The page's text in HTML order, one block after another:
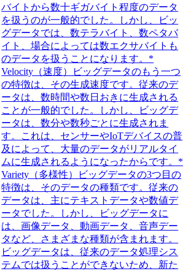
バイトから数十ギガバイト程度のデータ
を扱うのが一般的でした。しかし、ビッ
グデータでは、数テラバイト、数ペタバ
イト、場合によっては数エクサバイトも
のデータを扱うことになります。*
Velocity（速度）ビッグデータのもう一つ
の特徴は、その生成速度です。従来のデ
ータは、数時間や数日おきに生成される
ことが一般的でした。しかし、ビッグデ
ータは、数分や数秒ごとに生成されま
す。これは、センサーやIoTデバイスの普
及によって、大量のデータがリアルタイ
ムに生成されるようになったからです。*
Variety（多様性）ビッグデータの3つ目の
特徴は、そのデータの種類です。従来の
データは、主にテキストデータや数値デ
ータでした。しかし、ビッグデータに
は、画像データ、動画データ、音声デー
タなど、さまざまな種類が含まれます。
ビッグデータは、従来のデータ処理シス
テムでは扱うことができないため、新た